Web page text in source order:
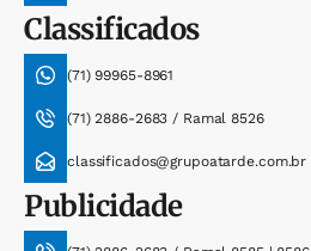
Classificados
(71) 99965-8961
(71) 2886-2683 / Ramal 8526
classificados@grupoatarde.com.br
Publicidade